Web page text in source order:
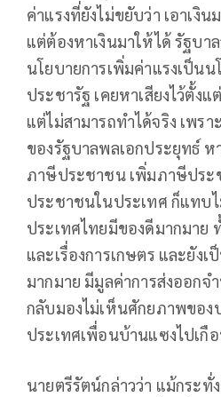
ค่าแรงที่ยังไม่ขยับว่า เอาเงิ
แต่ต้องหาเงินมาให้ได้ รัฐบา
นโยบายการเพิ่มค่าแรงเป็น
ประชารัฐ เคยหาเสียงไว้ตั้ง
แต่ไม่สามารถทำได้จริง เพรา
ของรัฐบาลพลเอกประยุทธ์ ห
ภาษีประชาชน เพิ่มภาษีประ
ประชาชนในประเทศ ก็แทบ
ประเทศไทยมีของดีมากมาย
และเรื่องการเกษตร และยัง
มากมาย มีมูลค่าการส่งออกจ
กลับมองไม่เห็นศักยภาพของ
ประเทศเพื่อนบ้านแซงไปเกื
นายตรีรัตน์กล่าวว่า แม้กระทั่